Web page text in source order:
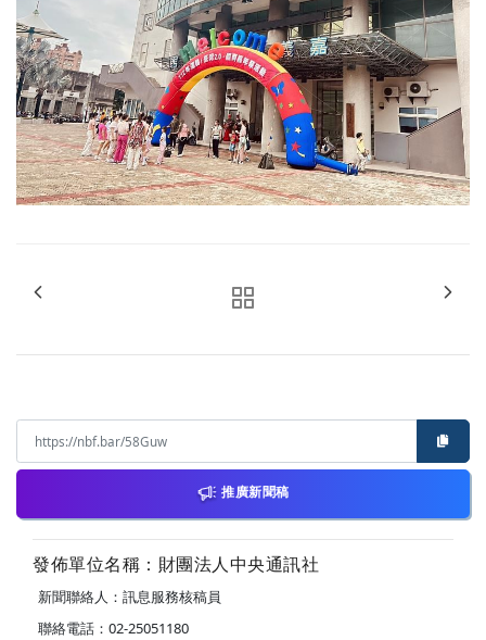
推廣新聞稿
發佈單位名稱：財團法人中央通訊社
新聞聯絡人：訊息服務核稿員
聯絡電話：02-25051180